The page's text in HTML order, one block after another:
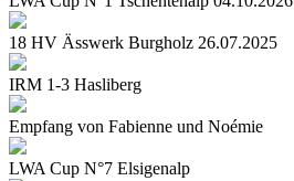
18 HV Ässwerk Burgholz 26.07.2025
IRM 1-3 Hasliberg
Empfang von Fabienne und Noémie
LWA Cup N°7 Elsigenalp